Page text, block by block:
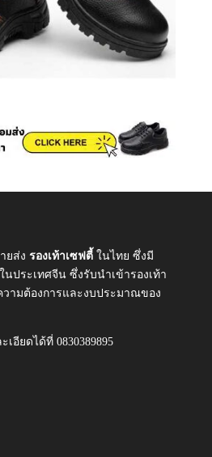
ยส่ง รองเท้าเซฟตี้ ในไทย ซึ่งมี
ประเทศจีน ซึ่งรับนำเข้ารองเท้า
ามต้องการและงบประมาณของ
อียดได้ที่ 0830389895